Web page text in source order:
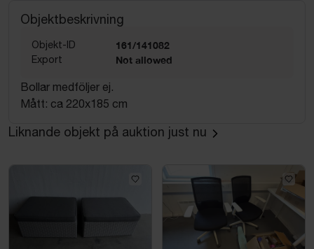
Objektbeskrivning
Objekt-ID 161/141082
Export Not allowed
Bollar medföljer ej.
Mått: ca 220x185 cm
Liknande objekt på auktion just nu